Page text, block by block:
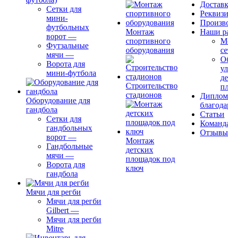
Сетки для
мини-
футбольных
ворот —
Футзальные
мячи —
Ворота для
мини-футбола
Оборудование для
гандбола
Сетки для
гандбольных
ворот —
Гандбольные
мячи —
Ворота для
гандбола
Мячи для регби
Мячи для регби
Gilbert —
Мячи для регби
Mitre
Монтаж
спортивного
оборудования
Строительство
стадионов
Монтаж
детских
площадок под
ключ
Наши
Статьи
Отзывы